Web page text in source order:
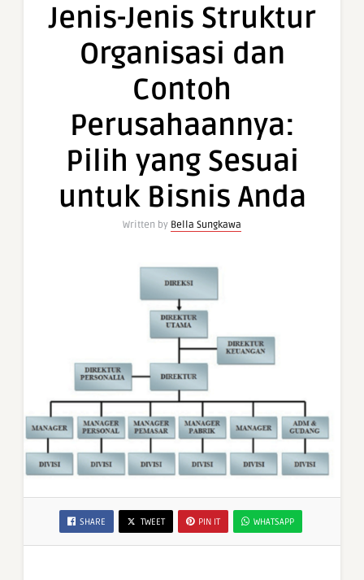
Jenis-Jenis Struktur
Organisasi dan
Contoh
Perusahaannya:
Pilih yang Sesuai
untuk Bisnis Anda
Written by Bella Sungkawa
SHARE TWEET PIN IT WHATSAPP